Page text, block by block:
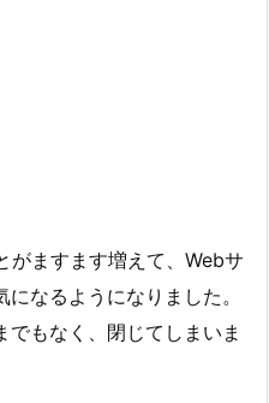
がますます増えて、Webサ
なるようになりました。
もなく、閉じてしまいま